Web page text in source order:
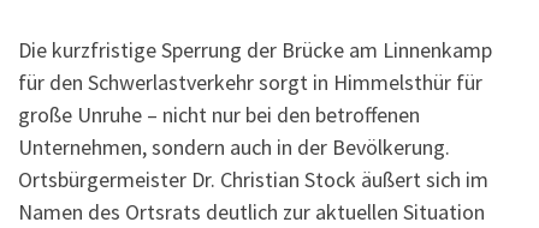
Die kurzfristige Sperrung der Brücke am Linnenkamp
für den Schwerlastverkehr sorgt in Himmelsthür für
große Unruhe – nicht nur bei den betroffenen
Unternehmen, sondern auch in der Bevölkerung.
Ortsbürgermeister Dr. Christian Stock äußert sich im
Namen des Ortsrats deutlich zur aktuellen Situation